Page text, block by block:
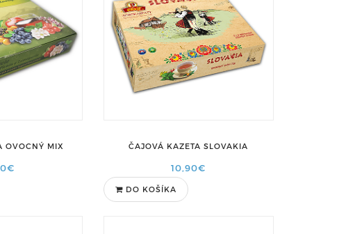
OVOCNÝ MIX ČAJOVÁ KAZETA SLOVAKIA
10,90€
DO KOŠÍKA